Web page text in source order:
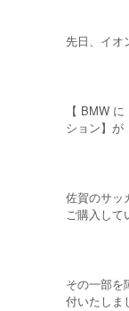
先日、イオ
【 BMW
ション】が
佐賀のサッ
ご購入して
その一部を
付いたしま